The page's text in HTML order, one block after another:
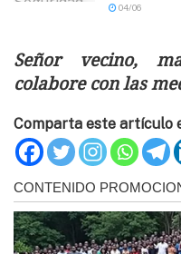
04/06
Señor vecino,
colabore con las
Comparta este artículo